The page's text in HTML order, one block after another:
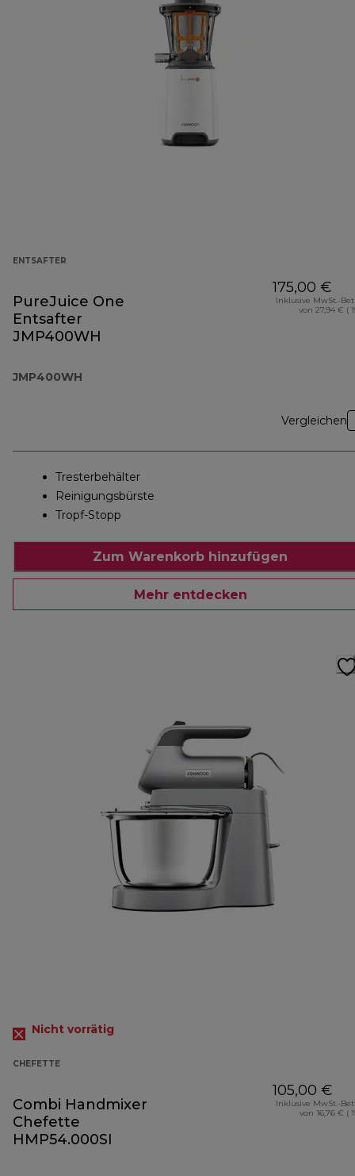
ENTSAFTER
PureJuice One
Entsafter
JMP400WH
JMP400WH
175,00 €
Inklusive MwSt.-
von 27,94 € (
Vergleichen
Tresterbehälter
Reinigungsbürste
Tropf-Stopp
Zum Warenkorb hinzufügen
Mehr entdecken
Nicht vorrätig
CHEFETTE
Combi Handmixer
Chefette
HMP54.000SI
105,00 €
Inklusive MwSt.-
von 16,76 € (